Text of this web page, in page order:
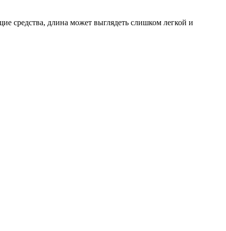
средства, длина может выглядеть слишком легкой и